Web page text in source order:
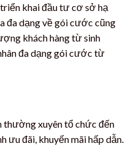
khai đầu tư cơ sở hạ
đa dạng về gói cước cũng
khách hàng từ sinh
đa dạng gói cước từ
thường xuyên tổ chức đến
ưu đãi, khuyến mãi hấp dẫn.